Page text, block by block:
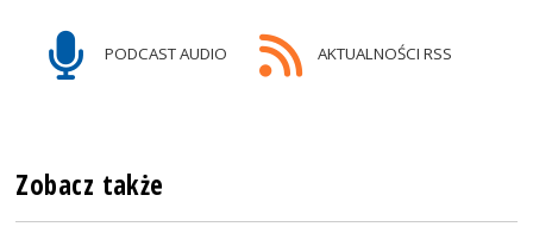
PODCAST AUDIO AKTUALNOŚCI RSS
Zobacz także